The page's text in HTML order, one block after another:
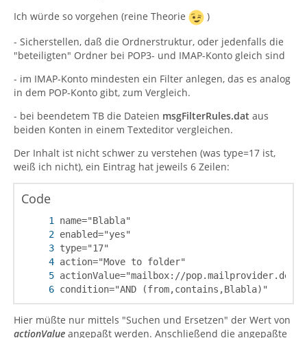
Ich würde so vorgehen (reine Theorie
)
- Sicherstellen, daß die Ordnerstruktur, oder jedenfalls die
"beteiligten" Ordner bei POP3- und IMAP-Konto gleich sind
- im IMAP-Konto mindesten ein Filter anlegen, das es analog
in dem POP-Konto gibt, zum Vergleich.
- bei beendetem TB die Dateien msgFilterRules.dat aus
beiden Konten in einem Texteditor vergleichen.
Der Inhalt ist nicht schwer zu verstehen (was type=17 ist,
weiß ich nicht), ein Eintrag hat jeweils 6 Zeilen:
Code
condition="AND (from,contains,Blabla)"
Hier müßte nur mittels "Suchen und Ersetzen" der Wert von
actionValue angepaßt werden. Anschließend die angepaßte